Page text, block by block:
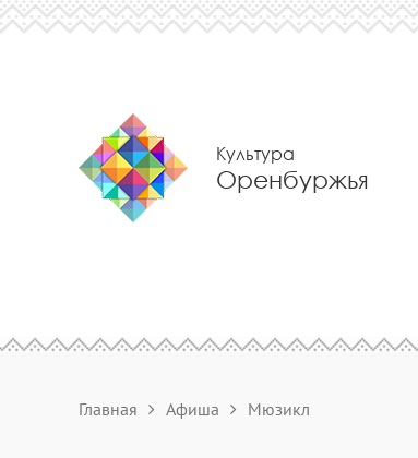
Культура
Оренбуржья
Главная Афиша Мюзикл